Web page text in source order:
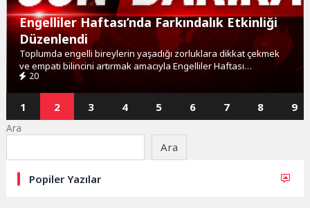
Engelliler Haftası’nda Farkındalık Etkinliği
Düzenlendi
Toplumda engelli bireylerin yaşadığı zorluklara dikkat çekmek
ve empati bilincini artırmak amacıyla Engelliler Haftası
Kapsamında, Malkara Belediyesi öncülüğünde Tekirdağ Kent...
20
1 2 3 4 5 6 7 8 9
Ara
Ara
Popiler Yazılar